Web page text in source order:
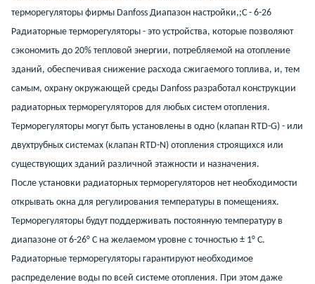
терморегуляторы фирмы Danfoss Диапазон настройки,;С - 6-26
Радиаторные терморегуляторы - это устройства, которые позволяют
сэкономить до 20% тепловой энергии, потребляемой на отопление
зданий, обеспечивая снижение расхода сжигаемого топлива, и, тем
самым, охрану окружающей среды Danfoss разработал конструкции
радиаторных терморегуляторов для любых систем отопления.
Терморегуляторы могут быть установлены в одно (клапан RTD-G) - или
двухтрубных системах (клапан RTD-N) отопления строящихся или
существующих зданий различной этажности и назначения.
После установки радиаторных терморегуляторов нет необходимости
открывать окна для регулирования температуры в помещениях.
Терморегуляторы будут поддерживать постоянную температуру в
диапазоне от 6-26° С на желаемом уровне с точностью ± 1° С.
Радиаторные терморегуляторы гарантируют необходимое
распределение воды по всей системе отопления. При этом даже